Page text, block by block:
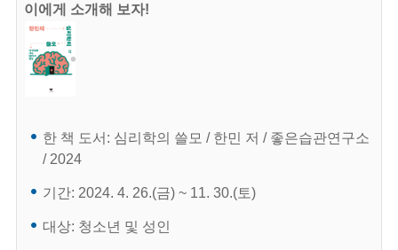
이에게 소개해 보자!
한 책 도서: 심리학의 쓸모 / 한민 저 / 좋은습관연구소
/ 2024
기간: 2024. 4. 26.(금) ~ 11. 30.(토)
대상: 청소년 및 성인